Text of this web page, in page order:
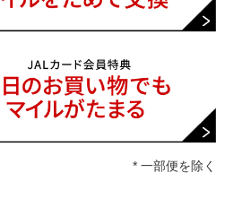
* 一部便を除く